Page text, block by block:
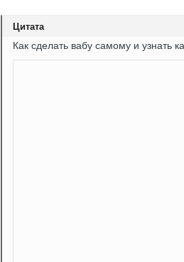
Цитата
Как сделать вабу самому и узнать